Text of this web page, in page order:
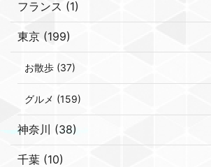
フランス (1)
東京 (199)
お散歩 (37)
グルメ (159)
神奈川 (38)
千葉 (10)